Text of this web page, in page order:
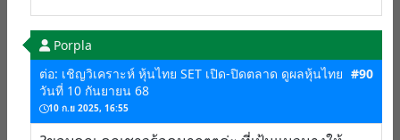
Porpla
ต่อ: เชิญวิเคราะห์ หุ้นไทย SET เปิด-ปิดตลาด ดูผลหุ้นไทย
วันที่ 10 กันยายน 68
10 ก.ย 2025, 16:55
#90